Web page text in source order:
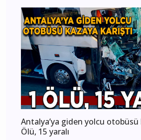
Antalya’ya giden yolcu otobüsü
Ölü, 15 yaralı